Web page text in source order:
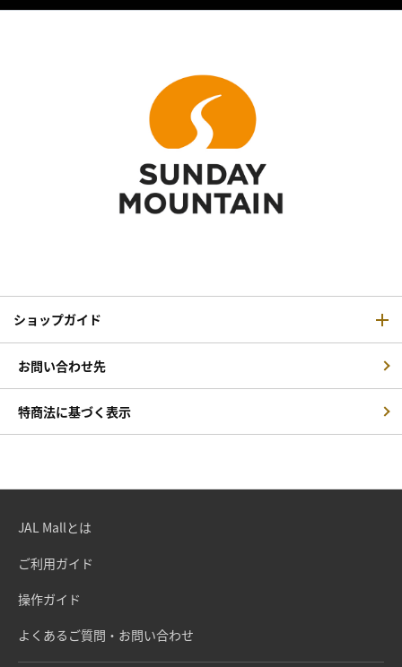
ショップガイド
お問い合わせ先
特商法に基づく表示
JAL Mallとは
ご利用ガイド
操作ガイド
よくあるご質問・お問い合わせ